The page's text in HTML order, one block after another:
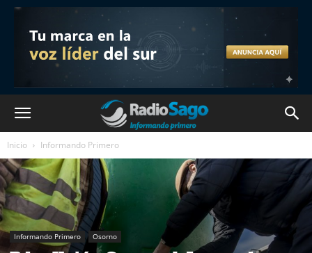
Inicio Informando Primero
Informando Primero Osorno